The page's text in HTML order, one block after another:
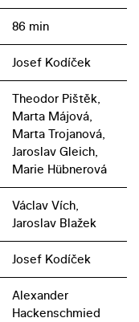
86 min
Josef Kodíček
Theodor Pištěk,
Marta Májová,
Marta Trojanová,
Jaroslav Gleich,
Marie Hübnerová
Václav Vích,
Jaroslav Blažek
Josef Kodíček
Alexander
Hackenschmied